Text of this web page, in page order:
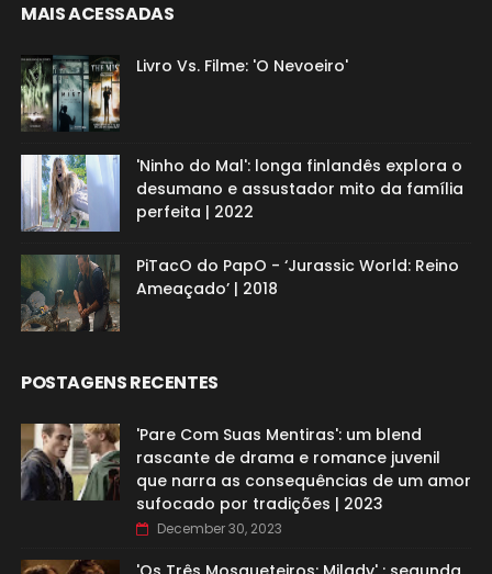
MAIS ACESSADAS
Livro Vs. Filme: 'O Nevoeiro'
'Ninho do Mal': longa finlandês explora o
desumano e assustador mito da família
perfeita | 2022
PiTacO do PapO - ‘Jurassic World: Reino
Ameaçado’ | 2018
POSTAGENS RECENTES
'Pare Com Suas Mentiras': um blend
rascante de drama e romance juvenil
que narra as consequências de um amor
sufocado por tradições | 2023
December 30, 2023